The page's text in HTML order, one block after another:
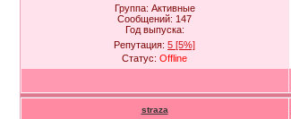
Группа: Активные
Сообщений: 147
Год выпуска:
Репутация: 5 [5%]
Статус: Offline
straza